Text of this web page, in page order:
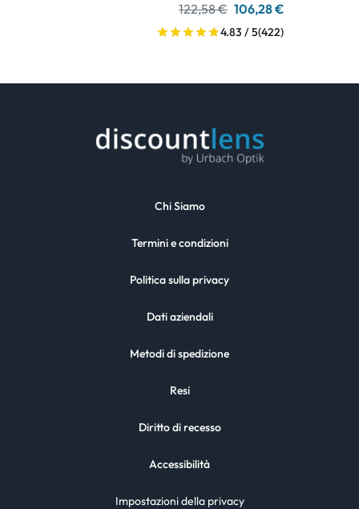
122,58 € 106,28 €
4.83 / 5(422)
Chi Siamo
Termini e condizioni
Politica sulla privacy
Dati aziendali
Metodi di spedizione
Resi
Diritto di recesso
Accessibilità
Impostazioni della privacy